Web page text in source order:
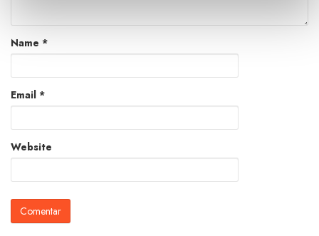
Name *
Email *
Website